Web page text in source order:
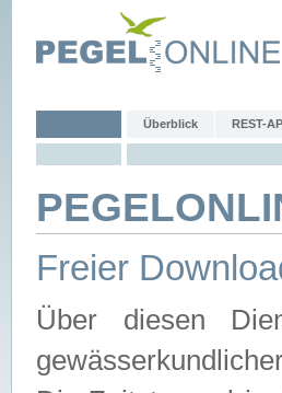
Überblick REST-
Freier
Über diesen